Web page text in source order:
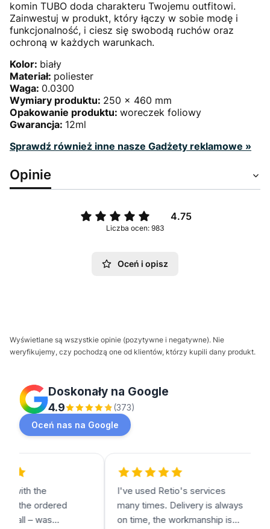
komin TUBO doda charakteru Twojemu outfitowi.
Zainwestuj w produkt, który łączy w sobie modę i
funkcjonalność, i ciesz się swobodą ruchów oraz
ochroną w każdych warunkach.
Kolor: biały
Materiał: poliester
Waga: 0.0300
Wymiary produktu: 250 x 460 mm
Opakowanie produktu: woreczek foliowy
Gwarancja: 12ml
Sprawdź również inne nasze Gadżety reklamowe »
Opinie
4.75
Liczba ocen: 983
Oceń i opisz
Wyświetlane są wszystkie opinie (pozytywne i negatywne). Nie
weryfikujemy, czy pochodzą one od klientów, którzy kupili dany produkt.